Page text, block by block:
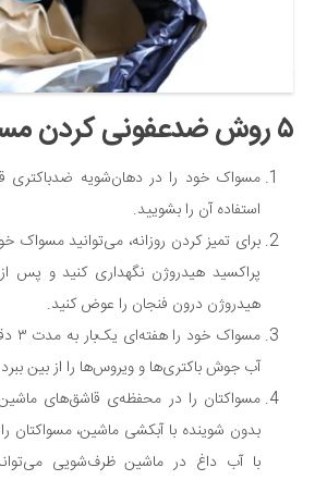
اخبار
۵ روش ضدعفونی کردن مسواک
مسواک خود را در دهان‌شویه ضدباکتری
استفاده آن را بشویید.
برای تمیز کردن روزانه، می‌توانید
پراکسید هیدروژن نگهداری کنید و پس از
هیدروژن درون فنجان را عوض کنید.
آب جوش باکتری‌ها و ویروس‌ها را از بین
مسواکتان را در محفظه‌ی قاشق‌های
بدون شوینده با آبکشی ماشین،
با آب داغ در ماشین ظرف‌شویی